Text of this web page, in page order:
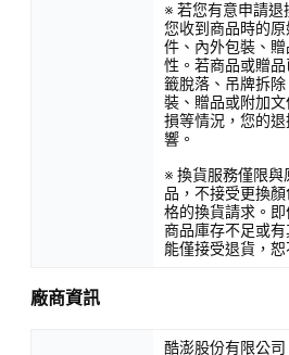
※ 若您有意申請退
您收到商品時的
件、內外包裝、
性。若商品或贈
籤脫落、吊牌拆
裝、贈品或附加
損等情況，您的
響。
※ 換貨服務僅限與
品，不接受更換
格的換貨請求。
商品庫存不足或
能僅接受退貨，恕
廠商資訊
酷澎股份有限公司